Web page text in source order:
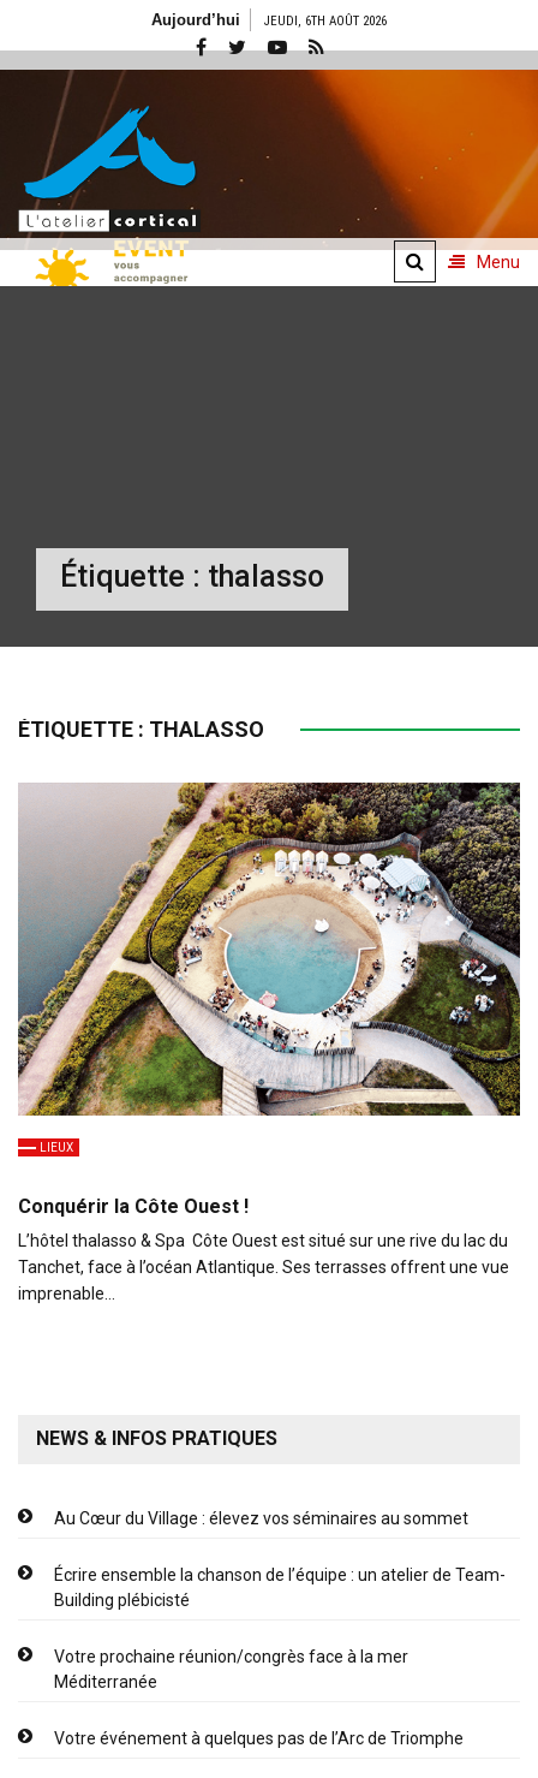
Aujourd’hui JEUDI, 6TH AOÛT 2026
Menu
Étiquette : thalasso
ÉTIQUETTE : THALASSO
LIEUX
Conquérir la Côte Ouest !
L’hôtel thalasso & Spa Côte Ouest est situé sur une rive du lac du
Tanchet, face à l’océan Atlantique. Ses terrasses offrent une vue
imprenable…
NEWS & INFOS PRATIQUES
Au Cœur du Village : élevez vos séminaires au sommet
Écrire ensemble la chanson de l’équipe : un atelier de Team-
Building plébicisté
Votre prochaine réunion/congrès face à la mer
Méditerranée
Votre événement à quelques pas de l’Arc de Triomphe